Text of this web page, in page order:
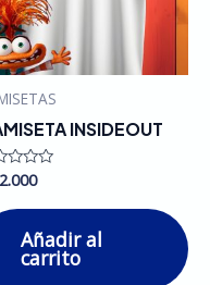
INSIDEOUT
Añadir al
carrito